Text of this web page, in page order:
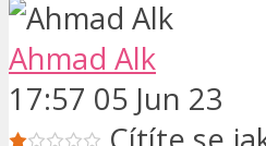
Ahmad Alk
17:57 05 Jun 23